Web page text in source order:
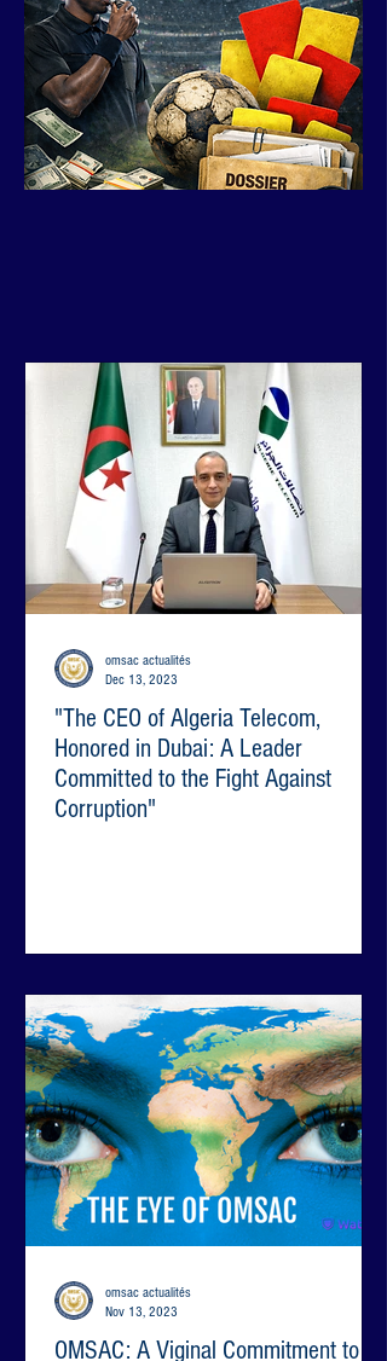
"The CEO of Algeria Telecom,
Honored in Dubai: A Leader
Committed to the Fight Against
Corruption"
omsac actualités
Dec 13, 2023
OMSAC: A Viginal Commitment to
omsac actualités
Nov 13, 2023